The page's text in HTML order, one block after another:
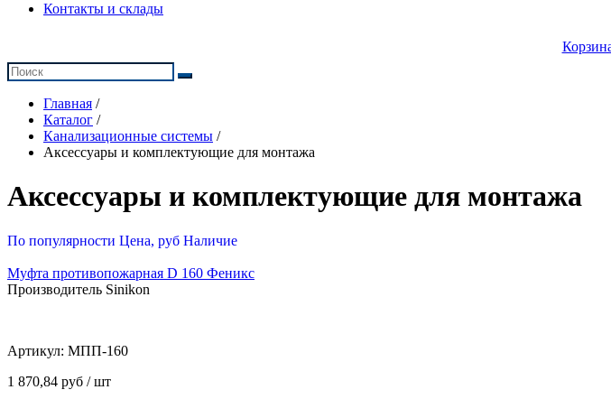
Контакты и склады
Главная /
Каталог /
Канализационные системы /
Аксессуары и комплектующие для монтажа
Аксессуары и комплектующие для монтажа
По популярности Цена, руб Наличие
Муфта противопожарная D 160 Феникс
Производитель Sinikon
Артикул: МПП-160
1 870,84 руб / шт